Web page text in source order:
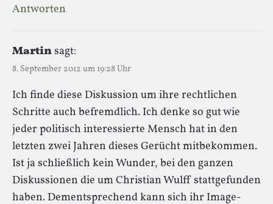
Antworten
Martinsagt:
8. September 2012 um 19:28 Uhr
Ich finde diese Diskussion um ihre rechtlichen
Schritte auch befremdlich. Ich denke so gut wie
jeder politisch interessierte Mensch hat in den
letzten zwei Jahren dieses Gerücht mitbekommen.
Ist ja schließlich kein Wunder, bei den ganzen
Diskussionen die um Christian Wulff stattgefunden
haben. Dementsprechend kann sich ihr Image-